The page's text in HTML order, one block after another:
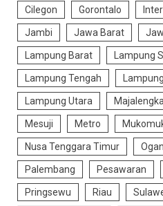
Cilegon Gorontalo
Jambi Jawa Barat
Lampung Barat Lampung
Lampung Tengah
Lampung Utara Majalengka
Mesuji Metro
Nusa Tenggara Timur
Palembang Pesawaran
Pringsewu Riau